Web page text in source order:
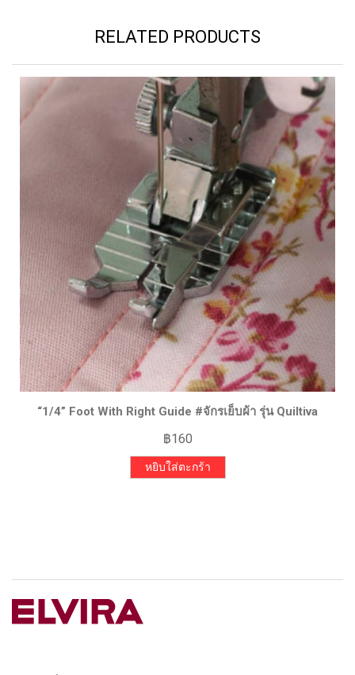
RELATED PRODUCTS
“1/4” Foot With Right Guide #จักรเย็บผ้า รุ่น Quiltiva
฿160
หยิบใส่ตะกร้า